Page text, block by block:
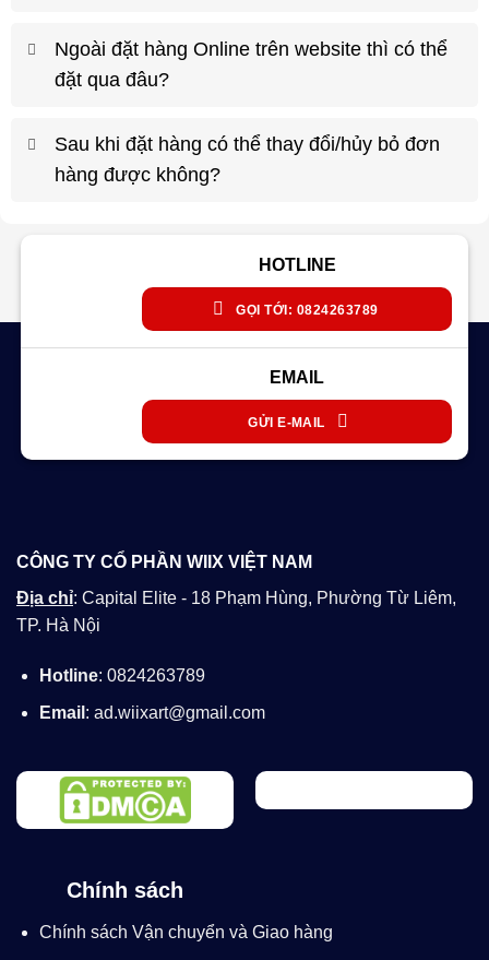
Ngoài đặt hàng Online trên website thì có thể
đặt qua đâu?
Sau khi đặt hàng có thể thay đổi/hủy bỏ đơn
hàng được không?
HOTLINE
GỌI TỚI: 0824263789
EMAIL
GỬI E-MAIL
CÔNG TY CỔ PHẦN WIIX VIỆT NAM
Địa chỉ: Capital Elite - 18 Phạm Hùng, Phường Từ Liêm,
TP. Hà Nội
Hotline: 0824263789
Email : ad.wiixart@gmail.com
Chính sách
Chính sách Vận chuyển và Giao hàng